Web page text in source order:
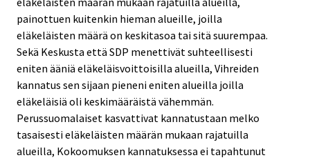
painottuen kuitenkin hieman alueille, joilla
eläkeläisten määrä on keskitasoa tai sitä suurempaa.
Sekä Keskusta että SDP menettivät suhteellisesti
eniten ääniä eläkeläisvoittoisilla alueilla, Vihreiden
kannatus sen sijaan pieneni eniten alueilla joilla
eläkeläisiä oli keskimääräistä vähemmän.
Perussuomalaiset kasvattivat kannatustaan melko
tasaisesti eläkeläisten määrän mukaan rajatuilla
alueilla, Kokoomuksen kannatuksessa ei tapahtunut